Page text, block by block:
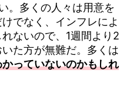
。多くの人々は用意を
でなく、インフレによ
ないので、1週間より2
た方が無難だ。多くは
っていないのかもしれ